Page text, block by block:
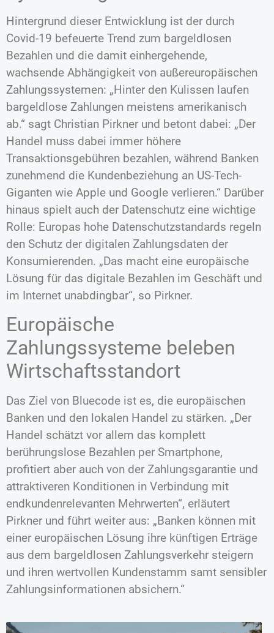
Hintergrund dieser Entwicklung ist der durch
Covid-19 befeuerte Trend zum bargeldlosen
Bezahlen und die damit einhergehende,
wachsende Abhängigkeit von außereuropäischen
Zahlungssystemen: „Hinter den Kulissen laufen
bargeldlose Zahlungen meistens amerikanisch
ab.“ sagt Christian Pirkner und betont dabei: „Der
Handel muss dabei immer höhere
Transaktionsgebühren bezahlen, während Banken
zunehmend die Kundenbeziehung an US-Tech-
Giganten wie Apple und Google verlieren.“ Darüber
hinaus spielt auch der Datenschutz eine wichtige
Rolle: Europas hohe Datenschutzstandards regeln
den Schutz der digitalen Zahlungsdaten der
Konsumierenden. „Das macht eine europäische
Lösung für das digitale Bezahlen im Geschäft und
im Internet unabdingbar“, so Pirkner.
Europäische
Zahlungssysteme beleben
Wirtschaftsstandort
Das Ziel von Bluecode ist es, die europäischen
Banken und den lokalen Handel zu stärken. „Der
Handel schätzt vor allem das komplett
berührungslose Bezahlen per Smartphone,
profitiert aber auch von der Zahlungsgarantie und
attraktiveren Konditionen in Verbindung mit
endkundenrelevanten Mehrwerten“, erläutert
Pirkner und führt weiter aus: „Banken können mit
einer europäischen Lösung ihre künftigen Erträge
aus dem bargeldlosen Zahlungsverkehr steigern
und ihren wertvollen Kundenstamm samt sensibler
Zahlungsinformationen absichern.“